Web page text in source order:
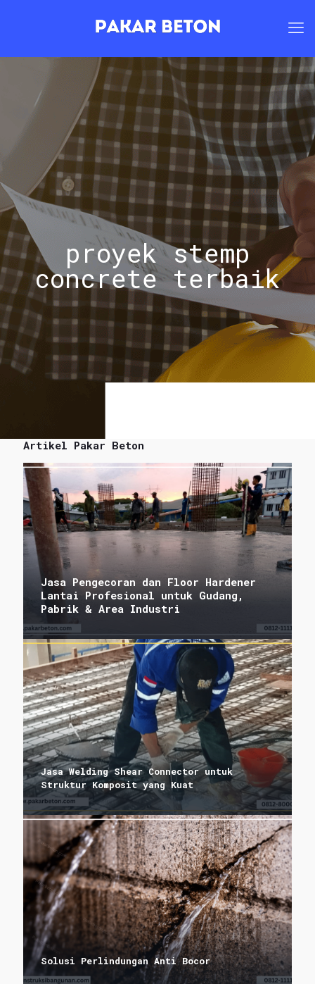
proyek stemp
concrete terbaik
Artikel Pakar Beton
Jasa Pengecoran dan Floor Hardener
Lantai Profesional untuk Gudang,
Pabrik & Area Industri
Jasa Welding Shear Connector untuk
Struktur Komposit yang Kuat
Solusi Perlindungan Anti Bocor